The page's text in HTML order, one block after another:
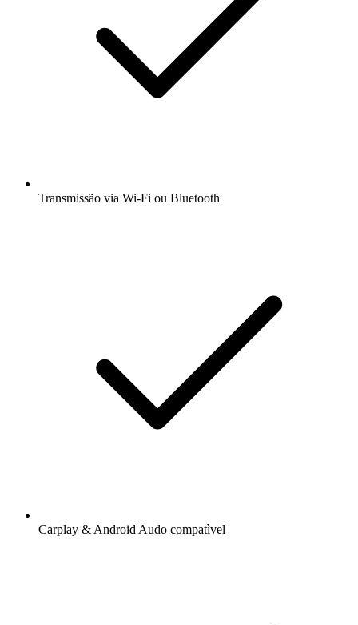
Transmissão via Wi-Fi ou Bluetooth
Carplay & Android Audo compatìvel